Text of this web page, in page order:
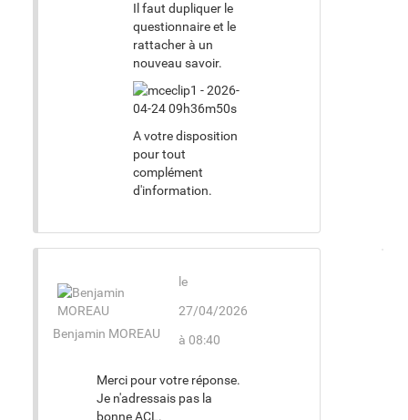
Il faut dupliquer le
questionnaire et le
rattacher à un
nouveau savoir.
A votre disposition
pour tout
complément
d'information.
Benjamin MOREAU
le
27/04/2026
à 08:40
Merci pour votre réponse.
Je n'adressais pas la
bonne ACL.